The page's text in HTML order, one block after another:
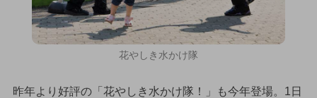
花やしき水かけ隊
昨年より好評の「花やしき水かけ隊！」も今年登場。1日